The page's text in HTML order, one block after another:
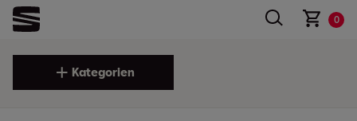
0
Kategorien